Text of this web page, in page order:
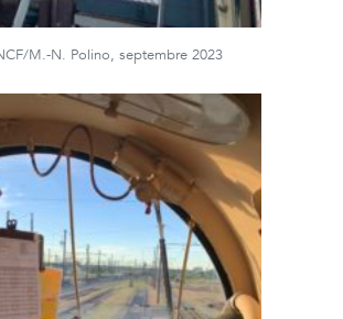
M.-N. Polino, septembre 2023